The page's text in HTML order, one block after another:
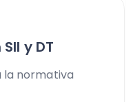
y DT
la normativa